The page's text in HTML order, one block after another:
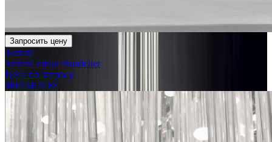
Запросить цену
Terzani
Terzani Etoile chandelier
Цена по запросу
0P01SE7C8F